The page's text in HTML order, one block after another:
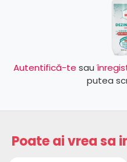
Autentifică-te sau
putea
Poate ai vrea sa